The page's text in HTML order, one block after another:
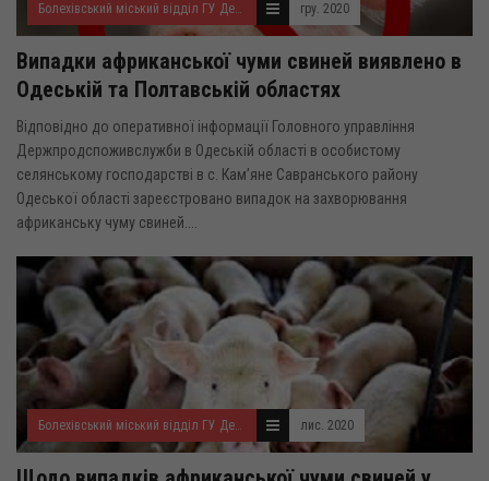
Болехівський міський відділ ГУ Держпродспоживслужби гру. 2020
Випадки африканської чуми свиней виявлено в
Одеській та Полтавській областях
Відповідно до оперативної інформації Головного управління
Держпродспоживслужби в Одеській області в особистому
селянському господарстві в с. Кам’яне Савранського району
Одеської області зареєстровано випадок на захворювання
африканську чуму свиней....
Болехівський міський відділ ГУ Держпродспоживслужби лис. 2020